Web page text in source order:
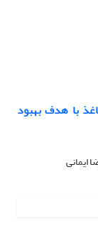
با هدف بهبود
ایمانی